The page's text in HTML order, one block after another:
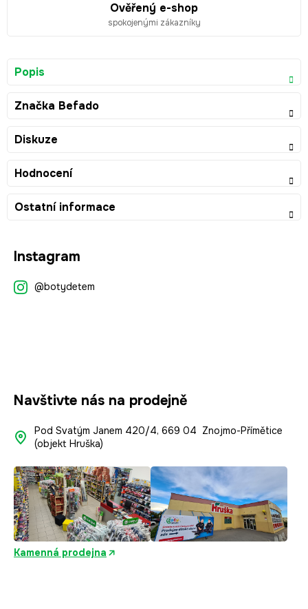
Ověřený e-shop
spokojenými zákazníky
Popis
Značka Befado
Diskuze
Hodnocení
Ostatní informace
Instagram
@botydetem
Navštivte nás na prodejně
Pod Svatým Janem 420/4, 669 04 Znojmo-Přímětice
(objekt Hruška)
Kamenná prodejna